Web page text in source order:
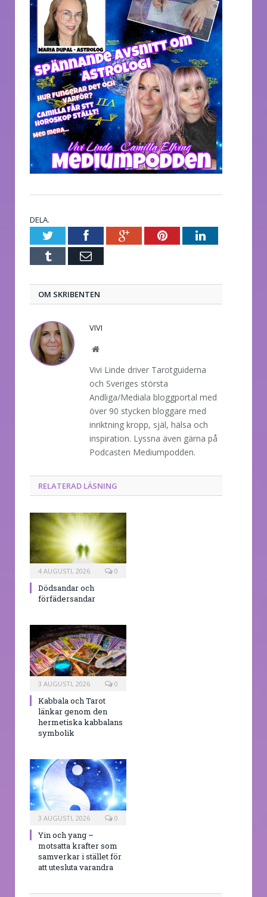
DELA.
TwitterFacebookGoogle+PinterestLinkedIn
Tumblr E-
OM SKRIBENTEN
VIVI
Website
Vivi Linde driver Tarotguiderna
och Sveriges största
Andliga/Mediala bloggportal med
över 90 stycken bloggare med
inriktning kropp, själ, hälsa och
inspiration. Lyssna även gärna på
Podcasten Mediumpodden.
RELATERAD LÄSNING
4 AUGUSTI, 2026 0
Dödsandar och
förfädersandar
3 AUGUSTI, 2026 0
Kabbala och Tarot
länkar genom den
hermetiska kabbalans
symbolik
3 AUGUSTI, 2026 0
Yin och yang –
motsatta krafter som
samverkar i stället för
att utesluta varandra